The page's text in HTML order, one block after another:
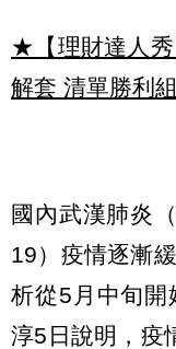
★【理財達人秀
解套 清單勝利組
國內武漢肺炎
19）疫情逐漸
析從5月中旬開
淳5日說明，疫